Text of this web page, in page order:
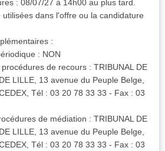
: 08/07/27 à 14h00 au plus tard.
dans l'offre ou la candidature
:
: NON
de recours : TRIBUNAL DE
LILLE, 13 avenue du Peuple Belge,
Tél : 03 20 78 33 33 - Fax : 03
de médiation : TRIBUNAL DE
LILLE, 13 avenue du Peuple Belge,
Tél : 03 20 78 33 33 - Fax : 03